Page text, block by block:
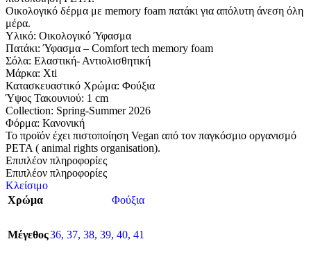
Οικολογικό δέρμα με memory foam πατάκι για απόλυτη άνεση όλη
μέρα.
Υλικό: Οικολογικό Ύφασμα
Πατάκι: Ύφασμα – Comfort tech memory foam
Σόλα: Eλαστική- Αντιολισθητική
Μάρκα: Xti
Κατασκευαστικό Χρώμα: Φούξια
Ύψος Τακουνιού: 1 cm
Collection: Spring-Summer 2026
Φόρμα: Κανονική
Το προϊόν έχει πιστοποίηση Vegan από τον παγκόσμιο οργανισμό
PETA ( animal rights organisation).
Επιπλέον πληροφορίες
Επιπλέον πληροφορίες
Κλείσιμο
Χρώμα
Φούξια
Μέγεθος36, 37, 38, 39, 40, 41